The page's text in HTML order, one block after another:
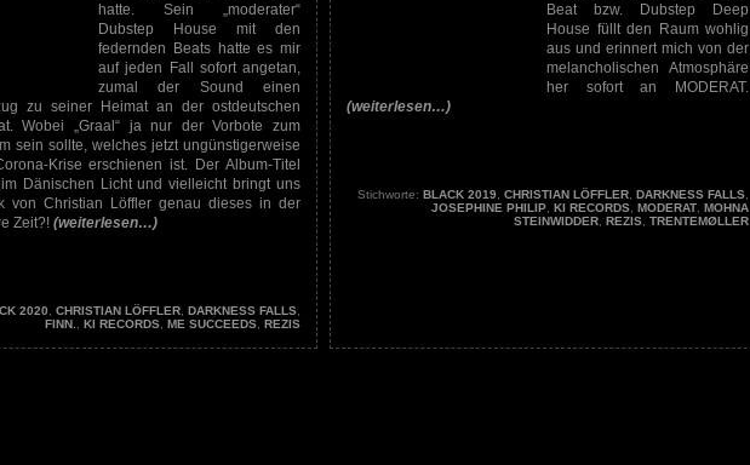
hatte. Sein „moderater“
Dubstep House mit den
federnden Beats hatte es mir
auf jeden Fall sofort angetan,
zumal der Sound einen
zu seiner Heimat an der ostdeutschen
Wobei „Graal“ ja nur der Vorbote zum
sein sollte, welches jetzt ungünstigerweise
Krise erschienen ist. Der Album-Titel
im Dänischen Licht und vielleicht bringt uns
von Christian Löffler genau dieses in der
Zeit?! (weiterlesen…)
2020 CHRISTIAN LÖFFLER DARKNESS FALLS
FINN.
KI RECORDS ME SUCCEEDS REZIS
Beat bzw. Dubstep Deep
House füllt den Raum wohlig
aus und erinnert mich von der
melancholischen Atmosphäre
her sofort an MODERAT.
(weiterlesen…)
Stichworte: BLACK 2019 CHRISTIAN LÖFFLER DARKNESS FALLS
JOSEPHINE PHILIP KI RECORDS MODERAT MOHNA
STEINWIDDER REZIS TRENTEMØLLER